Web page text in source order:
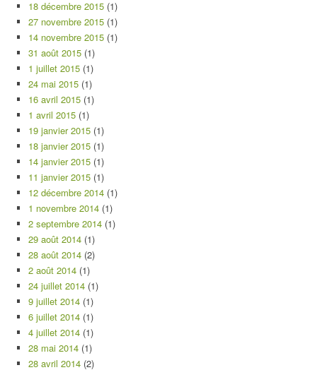
18 décembre 2015 (1)
27 novembre 2015 (1)
14 novembre 2015 (1)
31 août 2015 (1)
1 juillet 2015 (1)
24 mai 2015 (1)
16 avril 2015 (1)
1 avril 2015 (1)
19 janvier 2015 (1)
18 janvier 2015 (1)
14 janvier 2015 (1)
11 janvier 2015 (1)
12 décembre 2014 (1)
1 novembre 2014 (1)
2 septembre 2014 (1)
29 août 2014 (1)
28 août 2014 (2)
2 août 2014 (1)
24 juillet 2014 (1)
9 juillet 2014 (1)
6 juillet 2014 (1)
4 juillet 2014 (1)
28 mai 2014 (1)
28 avril 2014 (2)